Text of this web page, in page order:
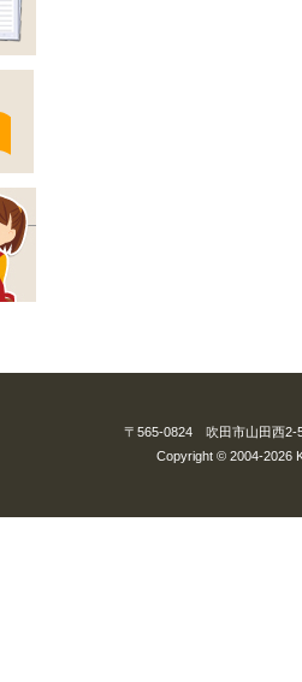
〒565-0824 吹田市山田西
Copyright © 2004-2026